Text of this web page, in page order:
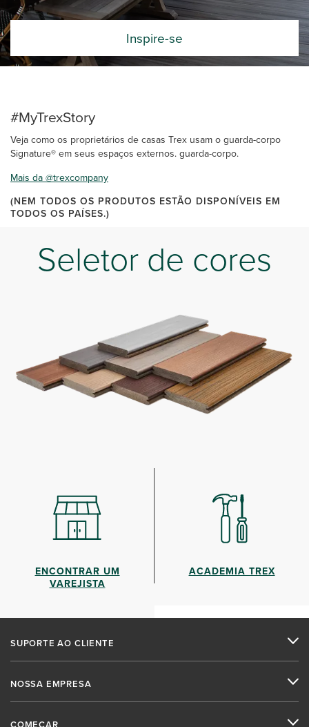
Inspire-se
#MyTrexStory
Veja como os proprietários de casas Trex usam o guarda-corpo
Signature® em seus espaços externos. guarda-corpo.
Mais da @trexcompany
(NEM TODOS OS PRODUTOS ESTÃO DISPONÍVEIS EM
TODOS OS PAÍSES.)
Seletor de cores
ENCONTRAR UM
VAREJISTA
ACADEMIA TREX
SUPORTE AO CLIENTE
NOSSA EMPRESA
COMEÇAR